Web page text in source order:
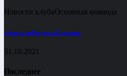
Новости клубаОсновная команда
«Зенит» побеждает «Сахалин»
31.10.2021
Последнее